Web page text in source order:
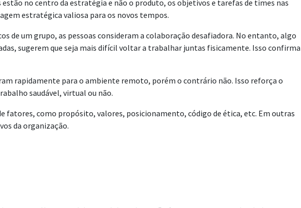
no centro da estratégia e não o produto, os objetivos e tarefas de times nas
estratégica valiosa para os novos tempos.
um grupo, as pessoas consideram a colaboração desafiadora. No entanto, algo
sugerem que seja mais difícil voltar a trabalhar juntas fisicamente. Isso confirma
rapidamente para o ambiente remoto, porém o contrário não. Isso reforça o
saudável, virtual ou não.
como propósito, valores, posicionamento, código de ética, etc. Em outras
da organização.